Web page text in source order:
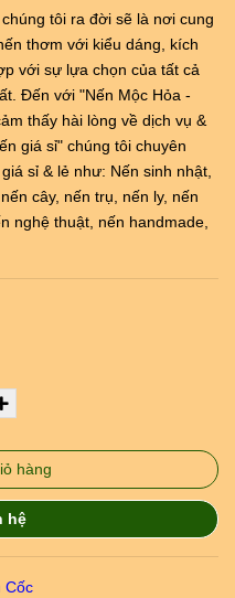
tôi ra đời sẽ là nơi cung
thơm với kiểu dáng, kích
với sự lựa chọn của tất cả
Đến với "Nến Mộc Hỏa -
thấy hài lòng về dịch vụ &
giá sỉ" chúng tôi chuyên
sỉ & lẻ như: Nến sinh nhật,
cây, nến trụ, nến ly, nến
nghệ thuật, nến handmade,
hàng
hệ
Cốc